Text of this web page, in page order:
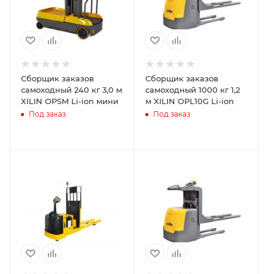
Сборщик заказов
самоходный 240 кг 3,0 м
XILIN OPSM Li-ion мини
Под заказ
Сборщик заказов
самоходный 1000 кг 1,2
м XILIN OPL10G Li-ion
Под заказ